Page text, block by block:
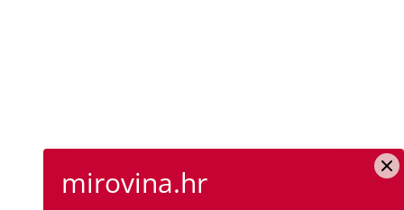
mirovina.hr